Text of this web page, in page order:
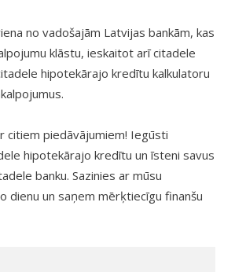
no vadošajām Latvijas bankām, kas
klāstu, ieskaitot arī citadele
hipotekārajo kredītu kalkulatoru
citiem piedāvājumiem! Iegūsti
hipotekārajo kredītu un īsteni savus
banku. Sazinies ar mūsu
dienu un saņem mērķtiecīgu finanšu